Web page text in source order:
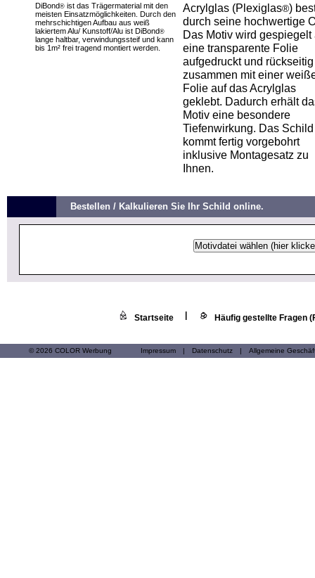
DiBond® ist das Trägermaterial mit den
meisten Einsatzmöglichkeiten. Durch den
mehrschichtigen Aufbau aus weiß
lakiertem Alu/ Kunstoff/Alu ist DiBond®
lange haltbar, verwindungssteif und kann
bis 1m² frei tragend montiert werden.
Acrylglas (Plexiglas®)
durch seine hochwertige
Das Motiv wird gespiegelt
eine transparente Folie
aufgedruckt und rückseitig
zusammen mit einer
Folie auf das Acrylglas
geklebt. Dadurch erhält
Motiv eine besondere
Tiefenwirkung. Das Schild
kommt fertig vorgebohrt
inklusive Montagesatz zu
Ihnen.
Bestellen / Kalkulieren Sie Ihr Schild online.
Startseite Häufig gestellte Fragen
© 2026 COLOR Werbung Impressum | Datenschutz | Allgemeine